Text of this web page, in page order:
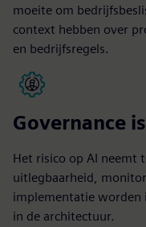
moeite om
context hebben over
en bedrijfsregels.
Governance
Het risico op AI neemt
uitlegbaarheid,
implementatie worden
in de architectuur.